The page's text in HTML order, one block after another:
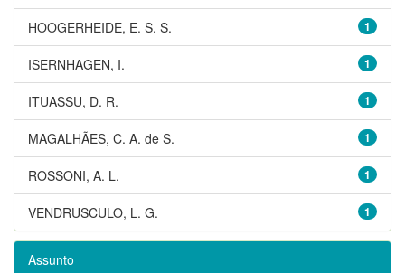
1
HOOGERHEIDE, E. S. S.
1
ISERNHAGEN, I.
1
ITUASSU, D. R.
1
MAGALHÃES, C. A. de S.
1
ROSSONI, A. L.
1
VENDRUSCULO, L. G.
Assunto